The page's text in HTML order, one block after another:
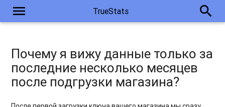
menu TrueStats search
Почему я вижу данные только за
последние несколько месяцев
после подгрузки магазина?